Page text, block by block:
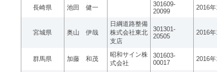
長崎県 池田 健一
301609-
20099
2016
宮城県 奥山 伊哉
日綱道路整備
株式会社東北
支店
301301-
20505
2016
群馬県 加藤 和茂
昭和サイン株
式会社
301603-
00017
2016